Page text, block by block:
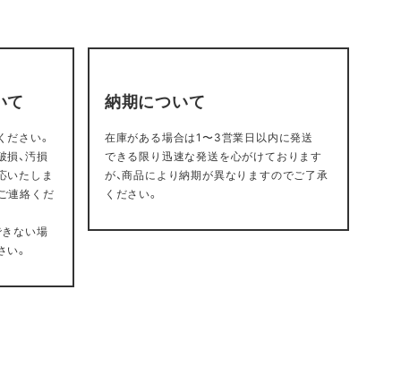
て
さい。
損、汚損
いたしま
連絡くだ
きない場
。
納期について
在庫がある場合は1〜3営業日以内に発送
できる限り迅速な発送を心がけております
が、商品により納期が異なりますのでご了承
ください。